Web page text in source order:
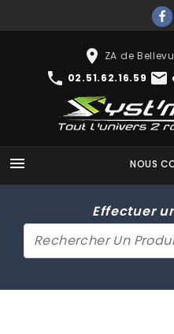
place ZA de
phone 02.51.62.16.59 mail
 NOUS
Effectuer